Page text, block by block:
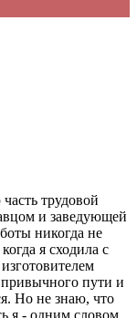
трудовой
и заведующей
никогда не
я сходила с
пути и
Но не знаю, что
я - одним словом.